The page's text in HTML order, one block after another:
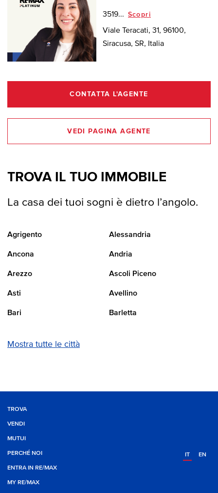
3519... Scopri
Viale Teracati, 31, 96100,
Siracusa, SR, Italia
CONTATTA L'AGENTE
VEDI PAGINA AGENTE
TROVA IL TUO IMMOBILE
La casa dei tuoi sogni è dietro l’angolo.
Agrigento Alessandria
Ancona Andria
Arezzo Ascoli Piceno
Asti Avellino
Bari Barletta
Mostra tutte le città
TROVA
VENDI
MUTUI
PERCHÉ NOI
ENTRA IN RE/MAX
MY RE/MAX
IT EN